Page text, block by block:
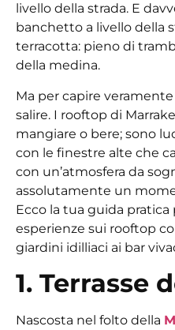
livello della strada. E
banchetto a livello della
terracotta: pieno di
della medina.
Ma per capire
salire. I rooftop di
mangiare o bere; sono
con le finestre alte che
con un’atmosfera da
assolutamente un
Ecco la tua guida pratica
esperienze sui rooftop
giardini idilliaci ai bar
1. Terrasse
Nascosta nel folto della